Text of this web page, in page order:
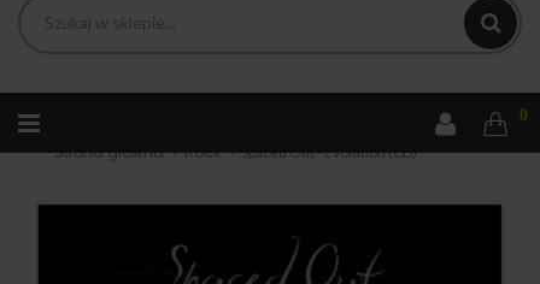
0
Strona główna Rock Spaced Out - Evolution (CD)